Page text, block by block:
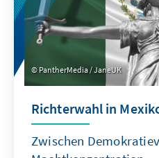
bewaffneten
gegen Politiker fast
gehörten.
PantherMedia / JaneUK
Richterwahl in
Zwischen